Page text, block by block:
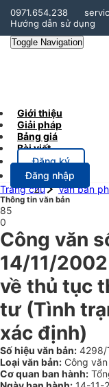
0971.654.238
Hướng dẫn sử dụng
Toggle Navigation
Giới thiệu
Giải pháp
Bảng giá
Bài viết
Đăng ký
Đăng nhập
Trang chủ
Văn bản
Thông tin văn bản
85
0
Công văn
14/11/
về thủ tục
tư (Tình
xác định)
Số hiệu văn bản: 4298/
Loại văn bản: Công văn
Cơ quan ban hành: